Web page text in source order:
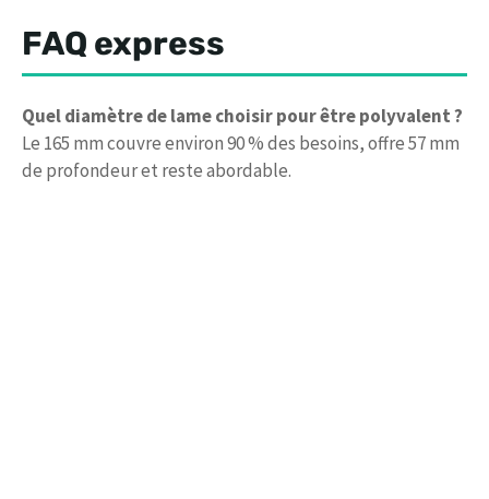
FAQ express
Quel diamètre de lame choisir pour être polyvalent ?
Le 165 mm couvre environ 90 % des besoins, offre 57 mm
de profondeur et reste abordable.